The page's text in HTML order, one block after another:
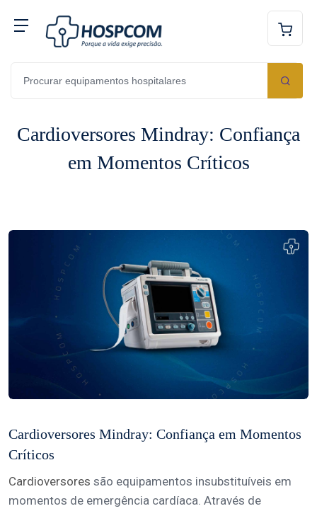
Cardioversores Mindray: Confiança
em Momentos Críticos
Cardioversores Mindray: Confiança em Momentos
Críticos
Cardioversores são equipamentos insubstituíveis em
momentos de emergência cardíaca. Através de